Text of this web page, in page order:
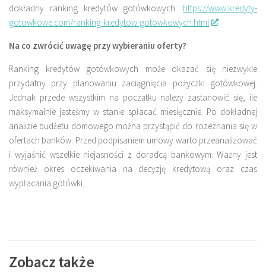
dokładny ranking kredytów gotówkowych: https://www.kredyty-
gotowkowe.com/ranking-kredytow-gotowkowych.html
Na co zwrócić uwagę przy wybieraniu oferty?
Ranking kredytów gotówkowych może okazać się niezwykle
przydatny przy planowaniu zaciągnięcia pożyczki gotówkowej.
Jednak przede wszystkim na początku należy zastanowić się, ile
maksymalnie jesteśmy w stanie spłacać miesięcznie. Po dokładnej
analizie budżetu domowego można przystąpić do rozeznania się w
ofertach banków. Przed podpisaniem umowy warto przeanalizować
i wyjaśnić wszelkie niejasności z doradcą bankowym. Ważny jest
również okres oczekiwania na decyzję kredytową oraz czas
wypłacania gotówki.
Zobacz także